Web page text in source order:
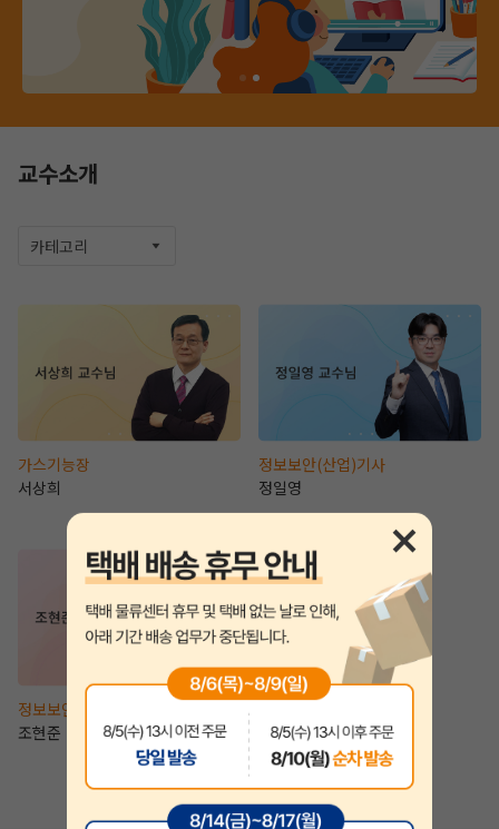
시 수강일 3일 자동 연장! 실기 87% 적중 신화 정
교수소개
카테고리
가스기능장
서상희
정보보안(산업)기사
정일영
정보보안(산업)기사
조현준